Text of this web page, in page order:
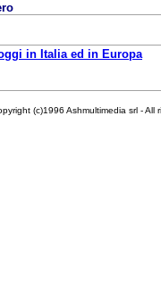
in Italia ed in Europa
srl - All